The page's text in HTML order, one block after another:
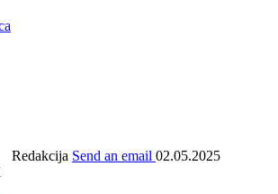
Redakcija Send an email 02.05.2025